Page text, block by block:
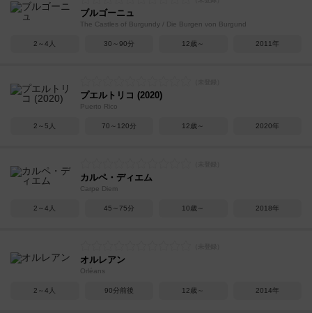
ブルゴーニュ
The Castles of Burgundy / Die Burgen von Burgund
2～4人 30～90分 12歳～ 2011年
プエルトリコ (2020)
Puerto Rico
2～5人 70～120分 12歳～ 2020年
カルペ・ディエム
Carpe Diem
2～4人 45～75分 10歳～ 2018年
オルレアン
Orléans
2～4人 90分前後 12歳～ 2014年